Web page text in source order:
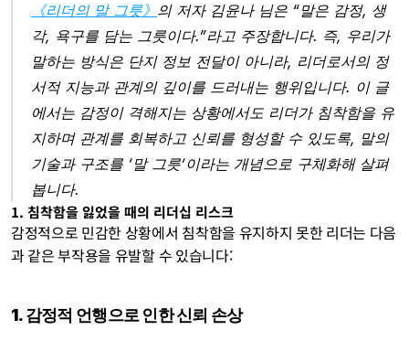
《리더의 말 그릇》 의 저자 김윤나 님은 “말은 감정, 생
각, 욕구를 담는 그릇이다.”라고 주장합니다. 즉, 우리가
말하는 방식은 단지 정보 전달이 아니라, 리더로서의 정
서적 지능과 관계의 깊이를 드러내는 행위입니다. 이 글
에서는 감정이 격해지는 상황에서도 리더가 침착함을 유
지하며 관계를 회복하고 신뢰를 형성할 수 있도록, 말의
기술과 구조를 ‘말 그릇’이라는 개념으로 구체화해 살펴
봅니다.
1. 침착함을 잃었을 때의 리더십 리스크
감정적으로 민감한 상황에서 침착함을 유지하지 못한 리더는 다음
과 같은 부작용을 유발할 수 있습니다:
1. 감정적 언행으로 인한 신뢰 손상